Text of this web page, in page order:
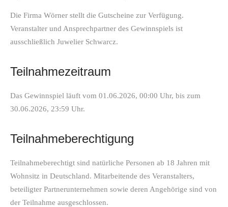
Die Firma Wörner stellt die Gutscheine zur Verfügung.
Veranstalter und Ansprechpartner des Gewinnspiels ist
ausschließlich Juwelier Schwarcz.
Teilnahmezeitraum
Das Gewinnspiel läuft vom 01.06.2026, 00:00 Uhr, bis zum
30.06.2026, 23:59 Uhr.
Teilnahmeberechtigung
Teilnahmeberechtigt sind natürliche Personen ab 18 Jahren mit
Wohnsitz in Deutschland. Mitarbeitende des Veranstalters,
beteiligter Partnerunternehmen sowie deren Angehörige sind von
der Teilnahme ausgeschlossen.